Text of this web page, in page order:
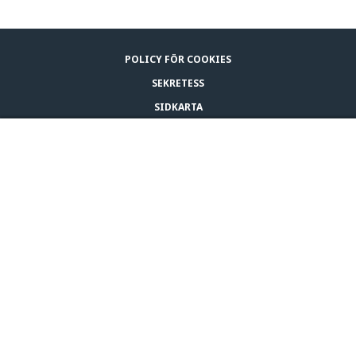
POLICY FÖR COOKIES
SEKRETESS
SIDKARTA